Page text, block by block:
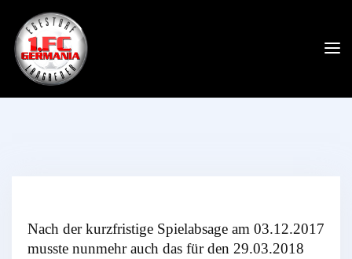
Nach der kurzfristige Spielabsage am 03.12.2017
musste nunmehr auch das für den 29.03.2018